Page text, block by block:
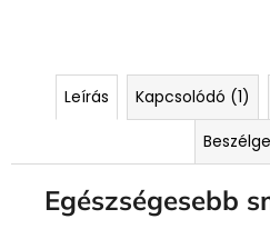
Leírás Kapcsolódó (1)
Egészségesebb